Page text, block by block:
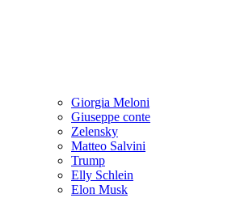
Giorgia Meloni
Giuseppe conte
Zelensky
Matteo Salvini
Trump
Elly Schlein
Elon Musk